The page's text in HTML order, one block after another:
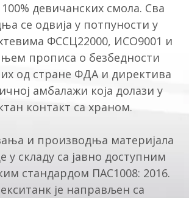
девичанских смола. Сва
се одвија у потпуности у
ФССЦ22000, ИСО9001 и
прописа о безбедности
од стране ФДА и директива
амбалажи која долази у
контакт са храном.
и производња материјала
у складу са јавно доступним
стандардом ПАС1008: 2016.
је направљен са